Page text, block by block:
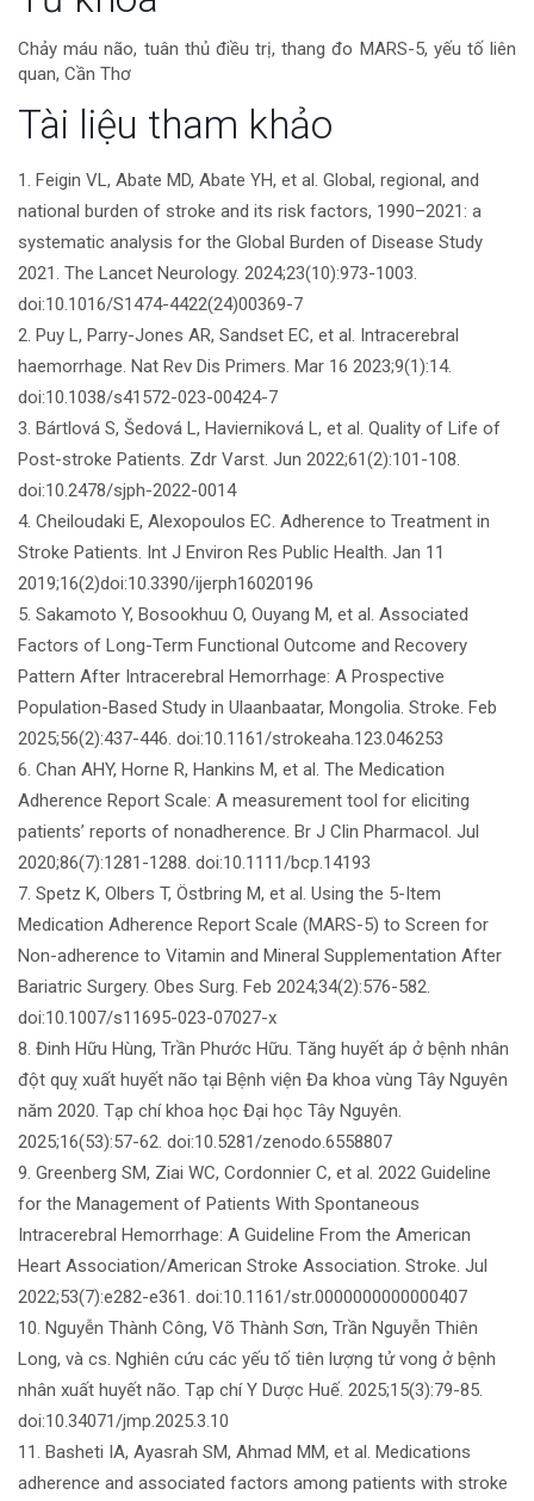
tiết
bài
viết
Chảy máu não, tuân thủ điều trị, thang đo MARS-5, yếu tố liên
quan, Cần Thơ
Tài liệu tham khảo
1. Feigin VL, Abate MD, Abate YH, et al. Global, regional, and
national burden of stroke and its risk factors, 1990–2021: a
systematic analysis for the Global Burden of Disease Study
2021. The Lancet Neurology. 2024;23(10):973-1003.
doi:10.1016/S1474-4422(24)00369-7
2. Puy L, Parry-Jones AR, Sandset EC, et al. Intracerebral
haemorrhage. Nat Rev Dis Primers. Mar 16 2023;9(1):14.
doi:10.1038/s41572-023-00424-7
3. Bártlová S, Šedová L, Havierniková L, et al. Quality of Life of
Post-stroke Patients. Zdr Varst. Jun 2022;61(2):101-108.
doi:10.2478/sjph-2022-0014
4. Cheiloudaki E, Alexopoulos EC. Adherence to Treatment in
Stroke Patients. Int J Environ Res Public Health. Jan 11
2019;16(2)doi:10.3390/ijerph16020196
5. Sakamoto Y, Bosookhuu O, Ouyang M, et al. Associated
Factors of Long-Term Functional Outcome and Recovery
Pattern After Intracerebral Hemorrhage: A Prospective
Population-Based Study in Ulaanbaatar, Mongolia. Stroke. Feb
2025;56(2):437-446. doi:10.1161/strokeaha.123.046253
6. Chan AHY, Horne R, Hankins M, et al. The Medication
Adherence Report Scale: A measurement tool for eliciting
patients’ reports of nonadherence. Br J Clin Pharmacol. Jul
2020;86(7):1281-1288. doi:10.1111/bcp.14193
7. Spetz K, Olbers T, Östbring M, et al. Using the 5-Item
Medication Adherence Report Scale (MARS-5) to Screen for
Non-adherence to Vitamin and Mineral Supplementation After
Bariatric Surgery. Obes Surg. Feb 2024;34(2):576-582.
doi:10.1007/s11695-023-07027-x
8. Đinh Hữu Hùng, Trần Phước Hữu. Tăng huyết áp ở bệnh nhân
đột quỵ xuất huyết não tại Bệnh viện Đa khoa vùng Tây Nguyên
năm 2020. Tạp chí khoa học Đại học Tây Nguyên.
2025;16(53):57-62. doi:10.5281/zenodo.6558807
9. Greenberg SM, Ziai WC, Cordonnier C, et al. 2022 Guideline
for the Management of Patients With Spontaneous
Intracerebral Hemorrhage: A Guideline From the American
Heart Association/American Stroke Association. Stroke. Jul
2022;53(7):e282-e361. doi:10.1161/str.0000000000000407
10. Nguyễn Thành Công, Võ Thành Sơn, Trần Nguyễn Thiên
Long, và cs. Nghiên cứu các yếu tố tiên lượng tử vong ở bệnh
nhân xuất huyết não. Tạp chí Y Dược Huế. 2025;15(3):79-85.
doi:10.34071/jmp.2025.3.10
11. Basheti IA, Ayasrah SM, Ahmad MM, et al. Medications
adherence and associated factors among patients with stroke